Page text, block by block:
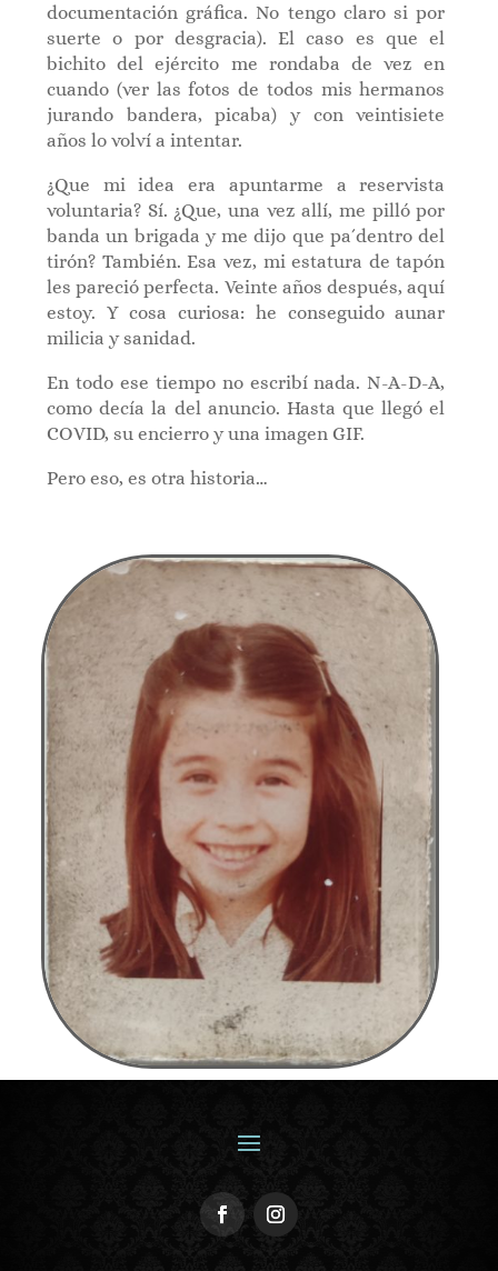
documentación gráfica. No tengo claro si por
suerte o por desgracia). El caso es que el
bichito del ejército me rondaba de vez en
cuando (ver las fotos de todos mis hermanos
jurando bandera, picaba) y con veintisiete
años lo volví a intentar.
¿Que mi idea era apuntarme a reservista
voluntaria? Sí. ¿Que, una vez allí, me pilló por
banda un brigada y me dijo que pa´dentro del
tirón? También. Esa vez, mi estatura de tapón
les pareció perfecta. Veinte años después, aquí
estoy. Y cosa curiosa: he conseguido aunar
milicia y sanidad.
En todo ese tiempo no escribí nada. N-A-D-A,
como decía la del anuncio. Hasta que llegó el
COVID, su encierro y una imagen GIF.
Pero eso, es otra historia…